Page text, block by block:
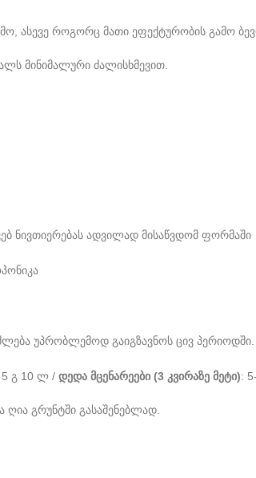
ასევე როგორც მათი ეფექტურობის გამო
მინიმალური ძალისხმევით.
ნივთიერებას ადვილად მისაწვდომ ფორმაში
უპრობლემოდ გაიგზავნოს ცივ პერიოდში.
5 გ 10 ლ /დედა მცენარეები (3 კვირაზე მეტი):
ღია გრუნტში გასაშენებლად.